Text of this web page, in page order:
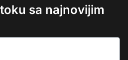
sa najnovijim